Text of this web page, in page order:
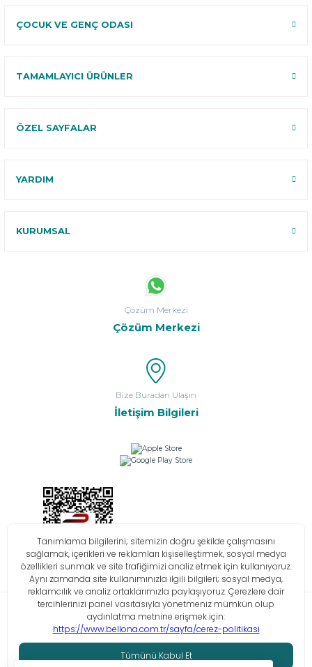
ÇOCUK VE GENÇ ODASI
TAMAMLAYICI ÜRÜNLER
ÖZEL SAYFALAR
YARDIM
KURUMSAL
Çözüm Merkezi
Çözüm Merkezi
Bize Buradan Ulaşın
İletişim Bilgileri
Bilgi Toplumu Hizmetleri KVKK Çerez Politikası İşlem Rehberi